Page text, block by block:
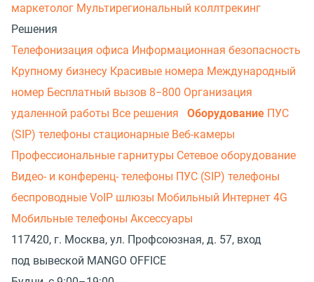
маркетолог Мультирегиональный коллтрекинг
Решения
Телефонизация офиса Информационная безопасность
Крупному бизнесу Красивые номера Международный
номер Бесплатный вызов 8−800 Организация
удаленной работы Все решения Оборудование ПУС
(SIP) телефоны стационарные Веб-камеры
Профессиональные гарнитуры Сетевое оборудование
Видео- и конференц- телефоны ПУС (SIP) телефоны
беспроводные VoIP шлюзы Мобильный Интернет 4G
Мобильные телефоны Аксессуары
117420, г. Москва, ул. Профсоюзная, д. 57, вход
под вывеской MANGO OFFICE